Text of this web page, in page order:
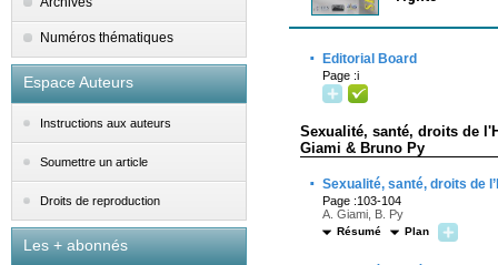
Numéros thématiques
Espace Auteurs
Instructions aux auteurs
Soumettre un article
Droits de reproduction
Les + abonnés
· Editorial Board
Page :i
Sexualité, santé, droits de
Giami & Bruno Py
· Sexualité, santé, droits de
Page :103-104
A. Giami, B. Py
Résumé Plan